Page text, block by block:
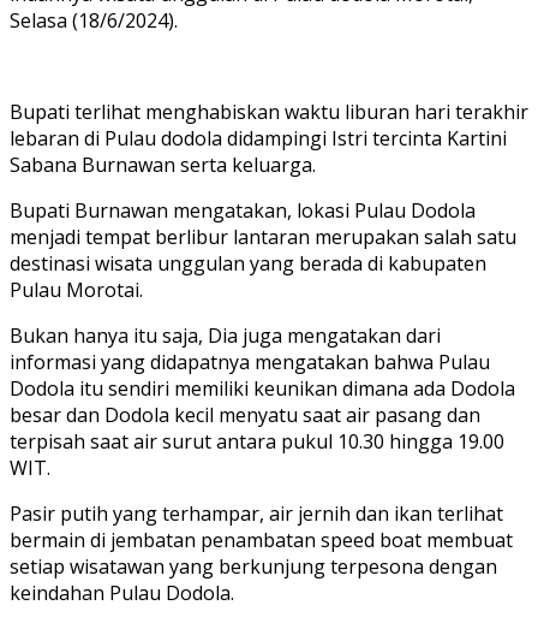
Selasa (18/6/2024).
Bupati terlihat menghabiskan waktu liburan hari terakhir
lebaran di Pulau dodola didampingi Istri tercinta Kartini
Sabana Burnawan serta keluarga.
Bupati Burnawan mengatakan, lokasi Pulau Dodola
menjadi tempat berlibur lantaran merupakan salah satu
destinasi wisata unggulan yang berada di kabupaten
Pulau Morotai.
Bukan hanya itu saja, Dia juga mengatakan dari
informasi yang didapatnya mengatakan bahwa Pulau
Dodola itu sendiri memiliki keunikan dimana ada Dodola
besar dan Dodola kecil menyatu saat air pasang dan
terpisah saat air surut antara pukul 10.30 hingga 19.00
WIT.
Pasir putih yang terhampar, air jernih dan ikan terlihat
bermain di jembatan penambatan speed boat membuat
setiap wisatawan yang berkunjung terpesona dengan
keindahan Pulau Dodola.